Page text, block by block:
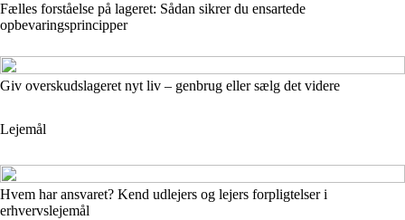
Fælles forståelse på lageret: Sådan sikrer du ensartede
opbevaringsprincipper
Giv overskudslageret nyt liv – genbrug eller sælg det videre
Lejemål
Hvem har ansvaret? Kend udlejers og lejers forpligtelser i
erhvervslejemål